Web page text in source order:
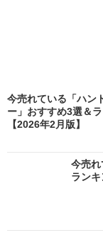
今売れている「ハン
ー」おすすめ3選＆
【2026年2月版】
今売
ラン